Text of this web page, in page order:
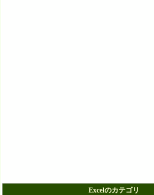
Excelのカテゴリ